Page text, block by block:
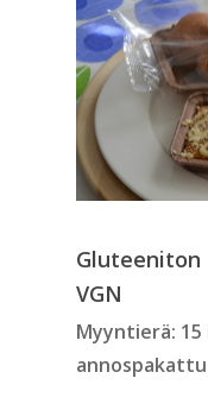
Gluteeniton
VGN
Myyntierä: 15
annospakattu